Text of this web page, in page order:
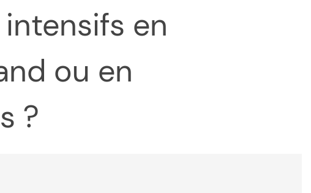
en
ou en
?